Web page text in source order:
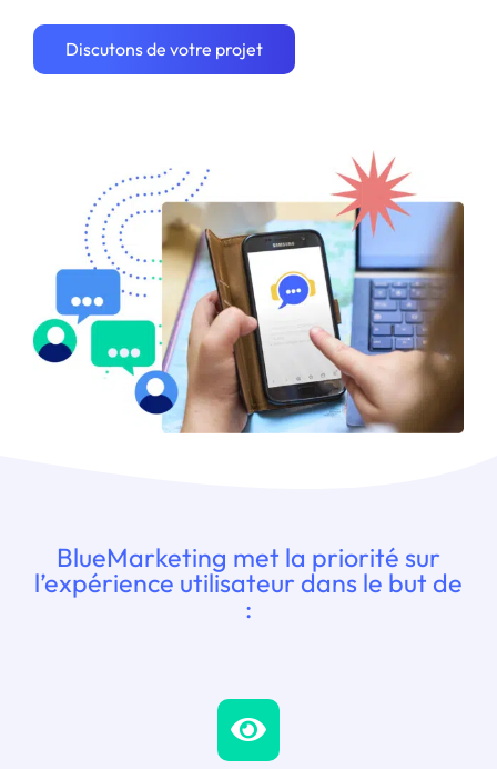
Discutons de votre projet
BlueMarketing met la priorité sur
l’expérience utilisateur dans le but de
: